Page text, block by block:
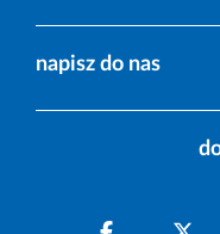
napisz do nas